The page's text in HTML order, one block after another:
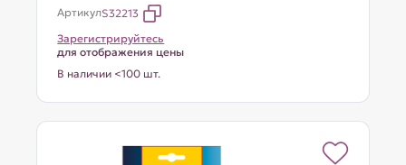
АртикулS32213
Зарегистрируйтесь
для отображения цены
В наличии <100 шт.